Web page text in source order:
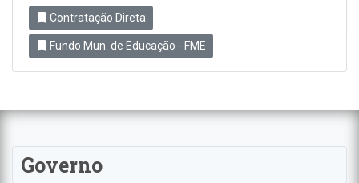
Contratação Direta
Fundo Mun. de Educação - FME
Governo